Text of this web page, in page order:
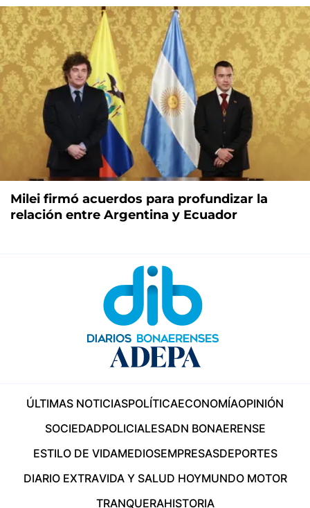
Milei firmó acuerdos para profundizar la
relación entre Argentina y Ecuador
ÚLTIMAS NOTICIASPOLÍTICAECONOMÍAOPINIÓN
SOCIEDADPOLICIALESADN BONAERENSE
ESTILO DE VIDAMEDIOSEMPRESASDEPORTES
DIARIO EXTRAVIDA Y SALUD HOYMUNDO MOTOR
TRANQUERAHISTORIA